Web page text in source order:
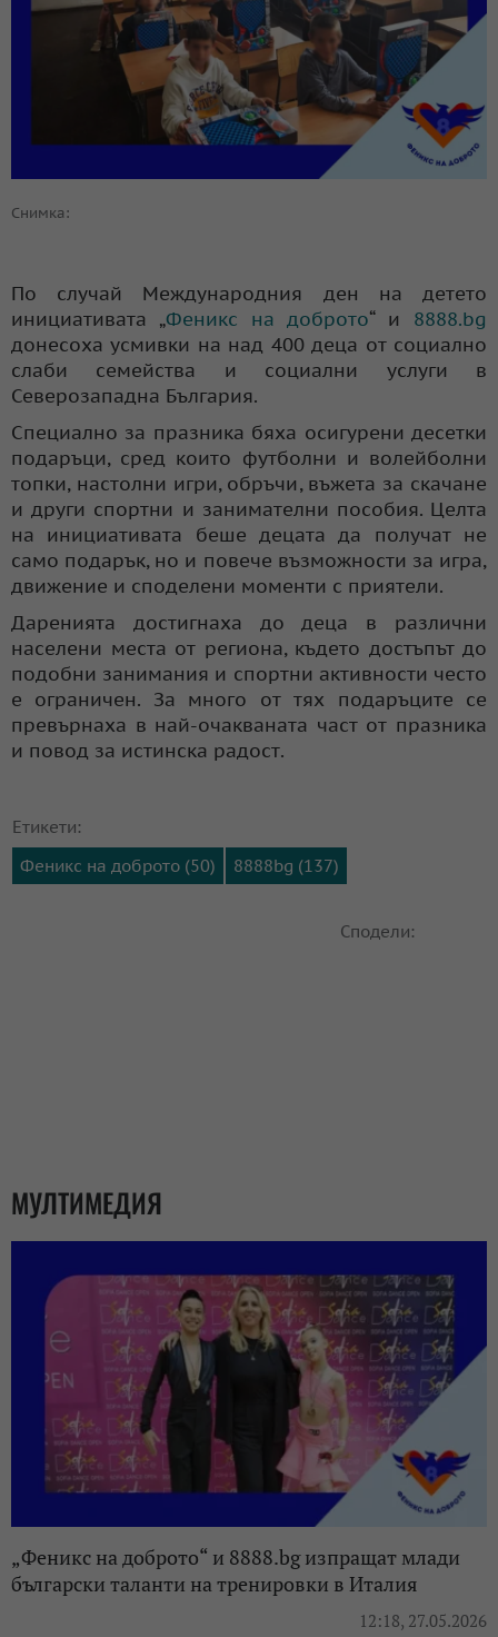
Снимка:
По случай Международния ден на детето
инициативата „Феникс на доброто“ и 8888.bg
донесоха усмивки на над 400 деца от социално
слаби семейства и социални услуги в
Северозападна България.
Специално за празника бяха осигурени десетки
подаръци, сред които футболни и волейболни
топки, настолни игри, обръчи, въжета за скачане
и други спортни и занимателни пособия. Целта
на инициативата беше децата да получат не
само подарък, но и повече възможности за игра,
движение и споделени моменти с приятели.
Даренията достигнаха до деца в различни
населени места от региона, където достъпът до
подобни занимания и спортни активности често
е ограничен. За много от тях подаръците се
превърнаха в най-очакваната част от празника
и повод за истинска радост.
Етикети:
Феникс на доброто (50)
8888bg (137)
Сподели:
МУЛТИМЕДИЯ
„Феникс на доброто“ и 8888.bg изпращат млади
български таланти на тренировки в Италия
12:18, 27.05.2026